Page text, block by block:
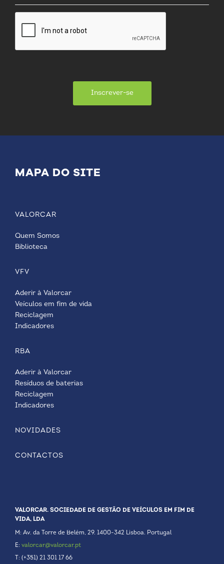
Inscrever-se
MAPA DO SITE
VALORCAR
Quem Somos
Biblioteca
VFV
Aderir à Valorcar
Veículos em fim de vida
Reciclagem
Indicadores
RBA
Aderir à Valorcar
Resíduos de baterias
Reciclagem
Indicadores
NOVIDADES
CONTACTOS
VALORCAR. SOCIEDADE DE GESTÃO DE VEÍCULOS EM FIM DE
VIDA, LDA
M: Av. da Torre de Belém, 29. 1400-342 Lisboa. Portugal
E: valorcar@valorcar.pt
T: (+351) 21 301 17 66